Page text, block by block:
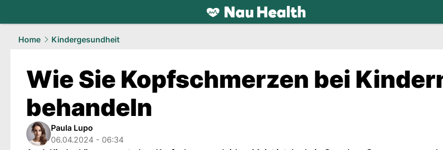
health.NAU.ch
Home
Kindergesundheit
Wie Sie Kopfschmerzen bei
behandeln
Paula Lupo
06.04.2024 - 06:34